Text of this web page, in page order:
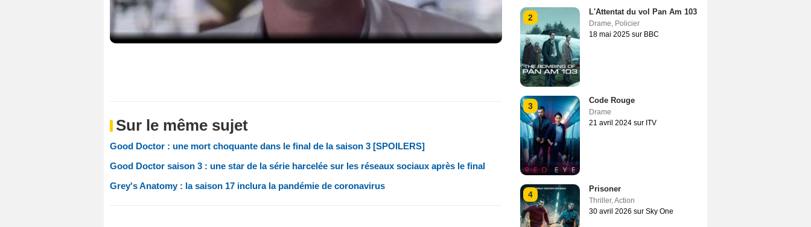
Sur le même sujet
Good Doctor : une mort choquante dans le final de la saison 3 [SPOILERS]
Good Doctor saison 3 : une star de la série harcelée sur les réseaux sociaux après le final
Grey's Anatomy : la saison 17 inclura la pandémie de coronavirus
2
L'Attentat du vol Pan Am 103
Drame Policier
18 mai 2025 sur BBC
3
Code Rouge
Drame
21 avril 2024 sur ITV
4
Prisoner
Thriller, Action
30 avril 2026 sur Sky One